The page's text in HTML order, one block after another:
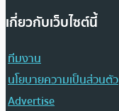
เกี่ยวกับเว็บไซต์นี้
ทีมงาน
นโยบายความเป็นส่วนตัว
Advertise